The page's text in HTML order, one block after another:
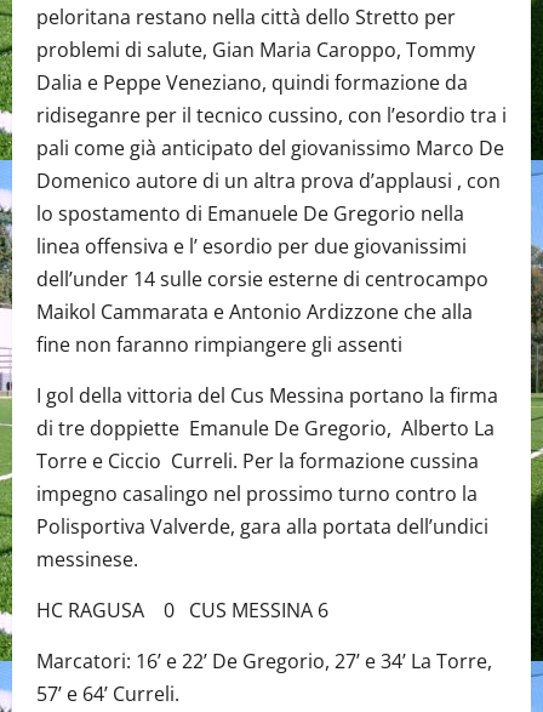
peloritana restano nella città dello Stretto per
problemi di salute, Gian Maria Caroppo, Tommy
Dalia e Peppe Veneziano, quindi formazione da
ridiseganre per il tecnico cussino, con l’esordio tra i
pali come già anticipato del giovanissimo Marco De
Domenico autore di un altra prova d’applausi , con
lo spostamento di Emanuele De Gregorio nella
linea offensiva e l’ esordio per due giovanissimi
dell’under 14 sulle corsie esterne di centrocampo
Maikol Cammarata e Antonio Ardizzone che alla
fine non faranno rimpiangere gli assenti
I gol della vittoria del Cus Messina portano la firma
di tre doppiette Emanule De Gregorio, Alberto La
Torre e Ciccio Curreli. Per la formazione cussina
impegno casalingo nel prossimo turno contro la
Polisportiva Valverde, gara alla portata dell’undici
messinese.
HC RAGUSA 0 CUS MESSINA 6
Marcatori: 16’ e 22’ De Gregorio, 27’ e 34’ La Torre,
57’ e 64’ Curreli.